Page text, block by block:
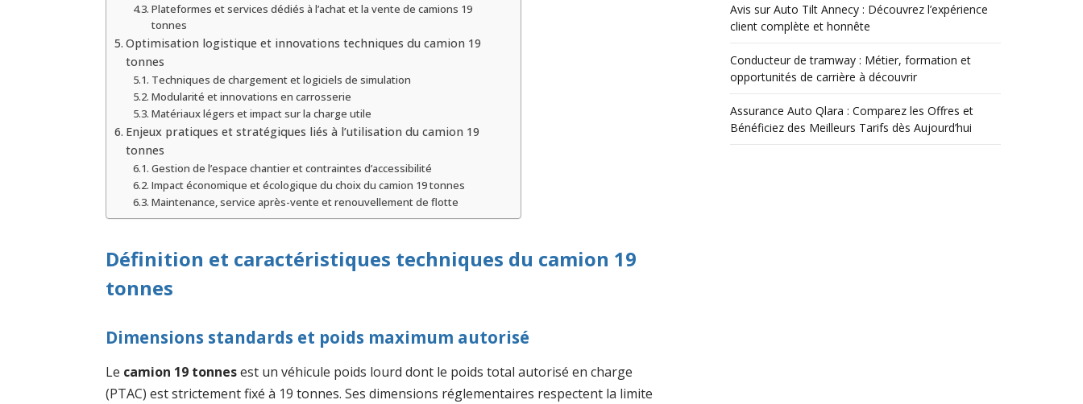
Plateformes et services dédiés à l’achat et la vente de camions 19
tonnes
Optimisation logistique et innovations techniques du camion 19
tonnes
Techniques de chargement et logiciels de simulation
Modularité et innovations en carrosserie
Matériaux légers et impact sur la charge utile
Enjeux pratiques et stratégiques liés à l’utilisation du camion 19
tonnes
Gestion de l’espace chantier et contraintes d’accessibilité
Impact économique et écologique du choix du camion 19 tonnes
Maintenance, service après-vente et renouvellement de flotte
Définition et caractéristiques techniques du camion 19
tonnes
Dimensions standards et poids maximum autorisé
Le camion 19 tonnesest un véhicule poids lourd dont le poids total autorisé en charge
(PTAC) est strictement fixé à 19 tonnes. Ses dimensions réglementaires respectent la limite
Avis sur Auto Tilt Annecy : Découvrez l’expérience
client complète et honnête
Conducteur de tramway : Métier, formation et
opportunités de carrière à découvrir
Assurance Auto Qlara : Comparez les Offres et
Bénéficiez des Meilleurs Tarifs dès Aujourd’hui